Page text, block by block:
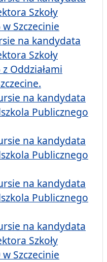
Szkoły
Szczecinie
na kandydata
Szkoły
Oddziałami
na kandydata
Publicznego
na kandydata
Publicznego
na kandydata
Publicznego
na kandydata
Szkoły
Szczecinie